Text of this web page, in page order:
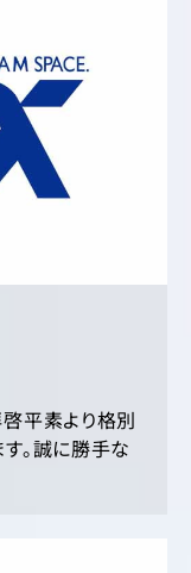
平素より格別
。誠に勝手な